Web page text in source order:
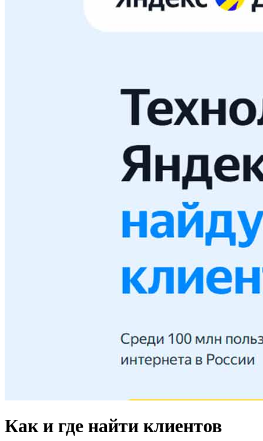
Как и где найти клиентов